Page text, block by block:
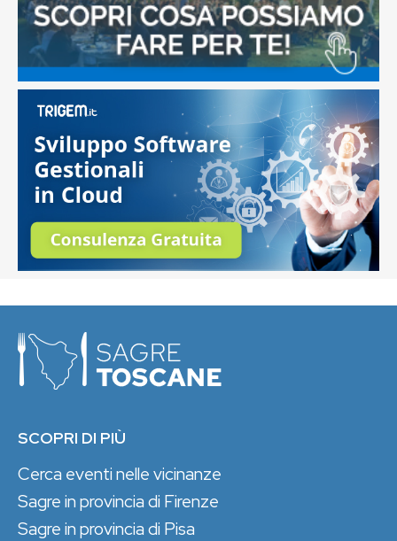
SCOPRI DI PIÙ
Cerca eventi nelle vicinanze
Sagre in provincia di Firenze
Sagre in provincia di Pisa